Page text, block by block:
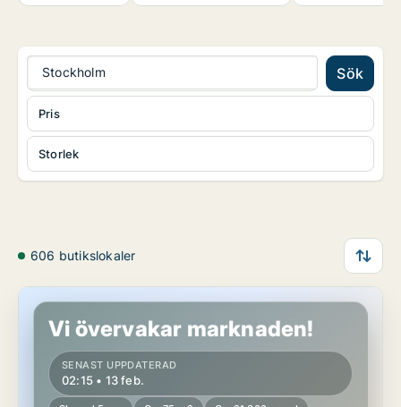
Stockholm Sök
Storlek
Pris
606 butikslokaler
Butikslokal på Södermalm
Vi övervakar marknaden!
SENAST UPPDATERAD
02:15 • 13 feb.